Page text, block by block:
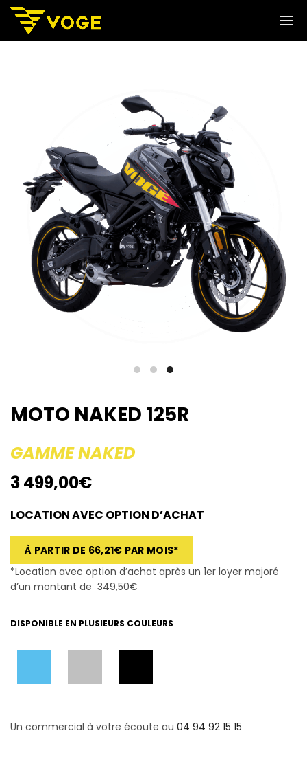
MOTO NAKED 125R
GAMME NAKED
3 499,00€
LOCATION AVEC OPTION D’ACHAT
À PARTIR DE 66,21€ PAR MOIS*
*Location avec option d’achat après un 1er loyer majoré
d’un montant de 349,50€
DISPONIBLE EN PLUSIEURS COULEURS
Un commercial à votre écoute au 04 94 92 15 15